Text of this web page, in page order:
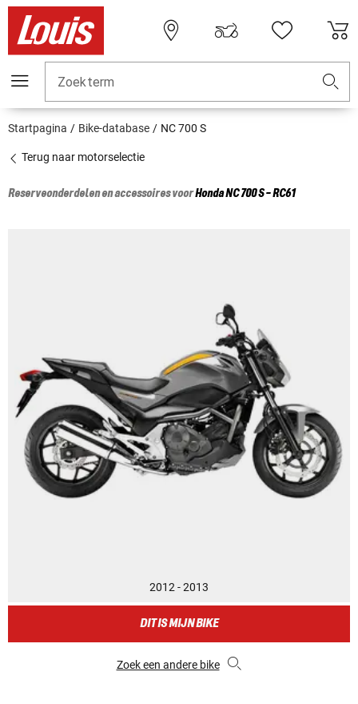
Zoekterm
Startpagina Bike-database NC 700 S
Terug naar motorselectie
Reserveonderdelen en accessoires voorHondaNC 700 S - RC61
2012 - 2013
DIT IS MIJN BIKE
Zoek een andere bike